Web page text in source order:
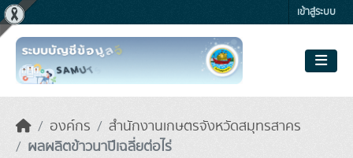
Skip to main content เข้าสู่ระบบ
องค์กร
สำนักงานเกษตรจังหวัดสมุทรสาคร
ผลผลิตข้าวนาปีเฉลี่ยต่อไร่